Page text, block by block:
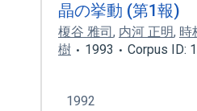
晶の挙動 (第1報)
榎谷 雅司, 内河 正明, 時
樹
1993 Corpus ID:
1992